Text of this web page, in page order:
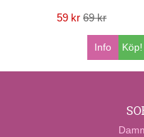
59 kr 69 kr
Köp!
Info